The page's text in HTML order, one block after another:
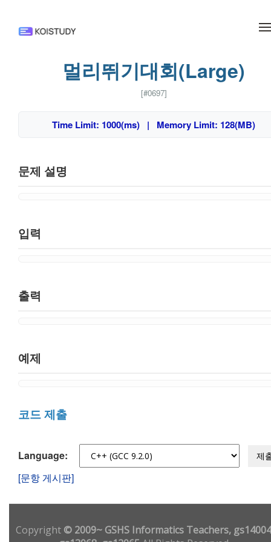
멀리뛰기대회(Large)
[#0697]
Time Limit: 1000(ms) | Memory Limit: 128(MB)
문제 설명
입력
출력
예제
코드 제출
Language: 제
[문항 게시판]
Copyright© 2009~ GSHS Informatics Teachers,